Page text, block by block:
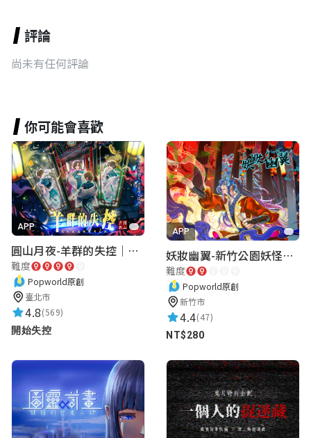
評論
尚未有任何評論
你可能會喜歡
APP
圓山月夜-羊群的失控｜圓山飯店 ARG實境解謎遊戲
難度
Popworld原創
臺北市
4.8(569)
開始失控
APP
妖妝幽翼-新竹公園妖怪懸疑事件
難度
Popworld原創
新竹市
4.4(47)
NT$280